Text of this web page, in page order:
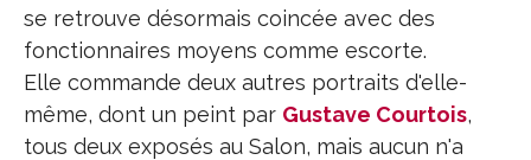
se retrouve désormais coincée avec des
fonctionnaires moyens comme escorte.
Elle commande deux autres portraits d'elle-
même, dont un peint par Gustave Courtois,
tous deux exposés au Salon, mais aucun n'a